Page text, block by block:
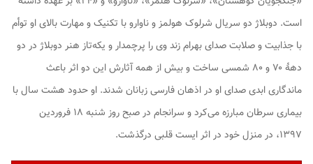
است. دوبلاژ دو سریال شرلوک هولمز و ناوارو با تکنیک و مهارت بالای او توأم
با جذابیت و صلابت صدای بهرام زند وی را پرچمدار و یکه‌تاز هنر دوبلاژ در دو
دهۀ ۷۰ و ۸۰ شمسی ساخت و بیش از همه آثارش این دو اثر باعث
ماندگاری ابدی صدای او در اذهان فارسی زبانان شدند. او حدود هشت سال با
بیماری سرطان مبارزه می‌کرد و سرانجام در صبح روز شنبه ۱۸ فروردین
۱۳۹۷، در منزل خود در اثر ایست قلبی درگذشت.